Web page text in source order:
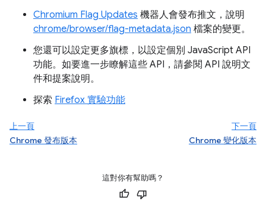
Chromium Flag Updates 機器人會發布推文，說明
chrome/browser/flag-metadata.json 檔案的變更。
您還可以設定更多旗標，以設定個別 JavaScript API
功能。如要進一步瞭解這些 API，請參閱 API 說明文
件和提案說明。
探索 Firefox 實驗功能
上一頁
Chrome 發布版本
下一頁
Chrome 變化版本
這對你有幫助嗎？